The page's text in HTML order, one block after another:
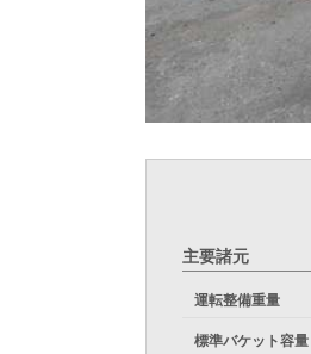
主要諸元
運転整備重量
標準バケット容量